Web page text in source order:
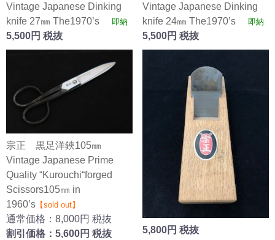
Vintage Japanese Dinking
knife 27㎜ The1970’s
即納
5,500円 税抜
Vintage Japanese Dinking
knife 24㎜ The1970’s
即納
5,500円 税抜
宗正 黒足洋鋏105㎜
Vintage Japanese Prime
Quality “Kurouchi“forged
Scissors105㎜ in
1960’s 【sold out】
通常価格：8,000円 税抜
割引価格：5,600円 税抜
5,800円 税抜